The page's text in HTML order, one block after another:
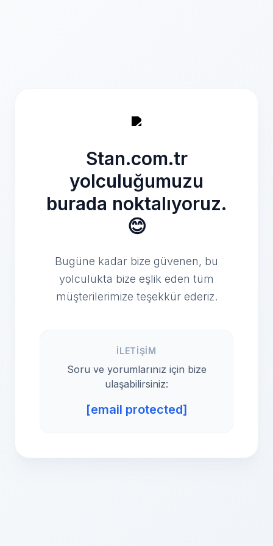
Stan.com.tr
yolculuğumuzu
burada noktalıyoruz.
😊
Bugüne kadar bize güvenen, bu
yolculukta bize eşlik eden tüm
müşterilerimize teşekkür ederiz.
İLETIŞIM
Soru ve yorumlarınız için bize
ulaşabilirsiniz:
[email protected]